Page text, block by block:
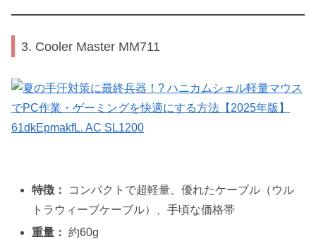
3. Cooler Master MM711
特徴：
コンパクトで超軽量、優れたケーブル（ウル
トラウィーブケーブル）、手頃な価格帯
重量： 約60g